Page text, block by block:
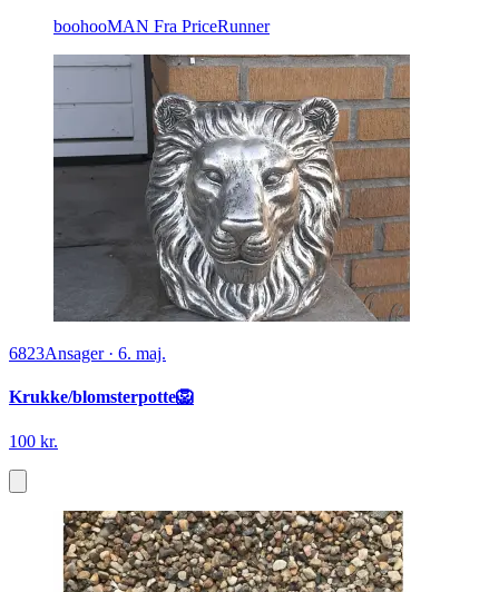
boohooMAN Fra PriceRunner
6823Ansager· 6. maj.
Krukke/blomsterpotte🦁
100 kr.